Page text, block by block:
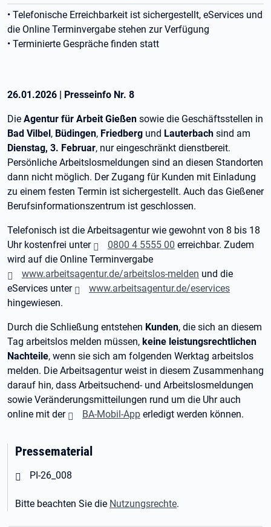
• Telefonische Erreichbarkeit ist sichergestellt, eServices und
die Online Terminvergabe stehen zur Verfügung
• Terminierte Gespräche finden statt
26.01.2026 | Presseinfo Nr. 8
Die Agentur für Arbeit Gießen sowie die Geschäftsstellen in
Bad Vilbel, Büdingen, Friedberg und Lauterbach sind am
Dienstag, 3. Februar, nur eingeschränkt dienstbereit.
Persönliche Arbeitslosmeldungen sind an diesen Standorten
dann nicht möglich. Der Zugang für Kunden mit Einladung
zu einem festen Termin ist sichergestellt. Auch das Gießener
Berufsinformationszentrum ist geschlossen.
Telefonisch ist die Arbeitsagentur wie gewohnt von 8 bis 18
Uhr kostenfrei unter
0800 4 5555 00 erreichbar. Zudem
wird auf die Online Terminvergabe
www.arbeitsagentur.de/arbeitslos-melden und die
eServices unter
www.arbeitsagentur.de/eservices
hingewiesen.
Durch die Schließung entstehen Kunden, die sich an diesem
Tag arbeitslos melden müssen, keine leistungsrechtlichen
Nachteile, wenn sie sich am folgenden Werktag arbeitslos
melden. Die Arbeitsagentur weist in diesem Zusammenhang
darauf hin, dass Arbeitsuchend- und Arbeitslosmeldungen
sowie Veränderungsmitteilungen rund um die Uhr auch
online mit der
BA-Mobil-App erledigt werden können.
Pressematerial
Öffnet in neuem Tab
PI-26_008
Bitte beachten Sie die Nutzungsrechte.